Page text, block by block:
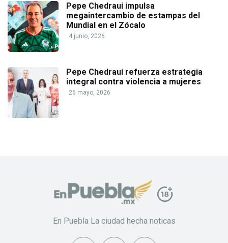
Pepe Chedraui impulsa
megaintercambio de estampas del
Mundial en el Zócalo
4 junio, 2026
Pepe Chedraui refuerza estrategia
integral contra violencia a mujeres
26 mayo, 2026
En Puebla La ciudad hecha noticas